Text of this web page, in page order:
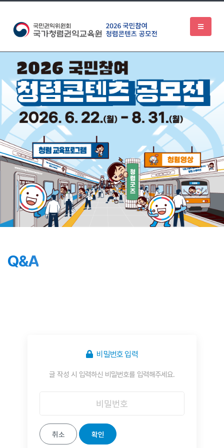
Q&A
비밀번호 입력
글 작성 시 입력하신 비밀번호를 입력해주세요.
취소 확인